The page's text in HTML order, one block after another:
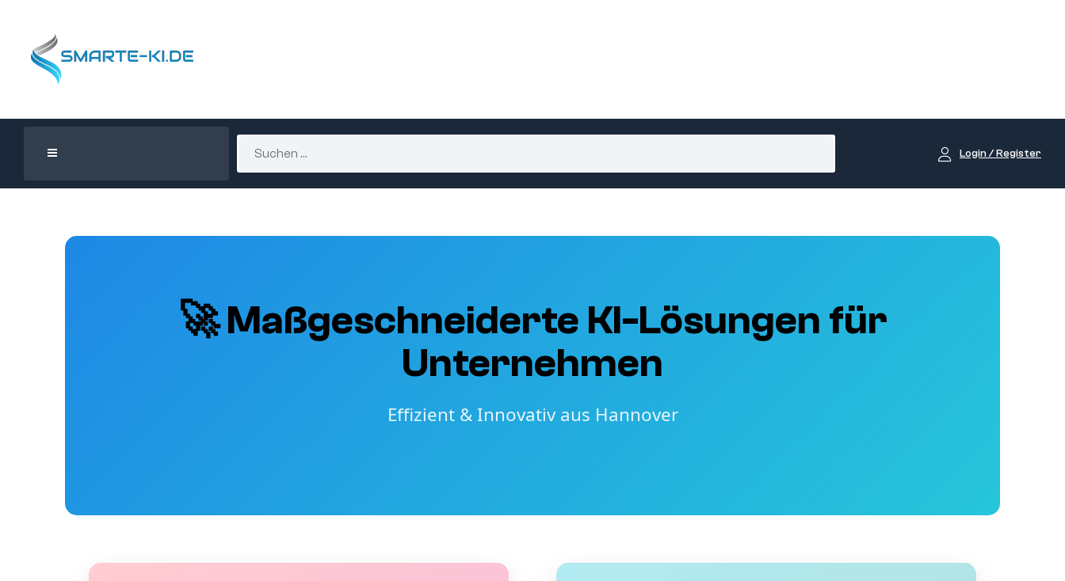
Login / Register
🚀 Maßgeschneiderte KI-Lösungen für
Unternehmen
Effizient & Innovativ aus Hannover